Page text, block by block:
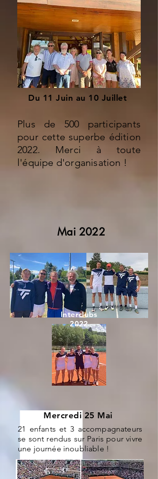
Du 11 Juin au 10 Juillet
Plus de 500 participants
pour cette superbe édition
2022. Merci à toute
l'équipe d'organisation !
Mai 2022
Interclubs
2022
21 enfants et 3 accompagnateurs
se sont rendus sur Paris pour vivre
une journée inoubliable !
Mercredi 25 Mai